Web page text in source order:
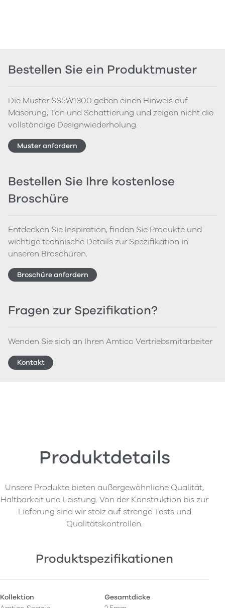
Bestellen Sie ein Produktmuster
Die Muster SS5W1300 geben einen Hinweis auf
Maserung, Ton und Schattierung und zeigen nicht die
vollständige Designwiederholung.
Muster anfordern
Bestellen Sie Ihre kostenlose
Broschüre
Entdecken Sie Inspiration, finden Sie Produkte und
wichtige technische Details zur Spezifikation in
unseren Broschüren.
Broschüre anfordern
Fragen zur Spezifikation?
Wenden Sie sich an Ihren Amtico Vertriebsmitarbeiter
Kontakt
Produktdetails
Unsere Produkte bieten außergewöhnliche Qualität,
Haltbarkeit und Leistung. Von der Konstruktion bis zur
Lieferung sind wir stolz auf strenge Tests und
Qualitätskontrollen.
Produktspezifikationen
Kollektion
Gesamtdicke